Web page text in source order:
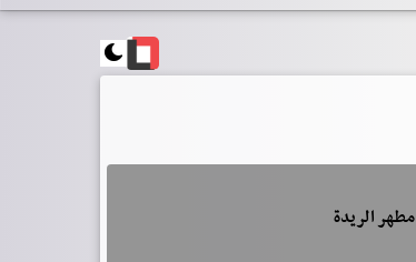
مطهر الريدة